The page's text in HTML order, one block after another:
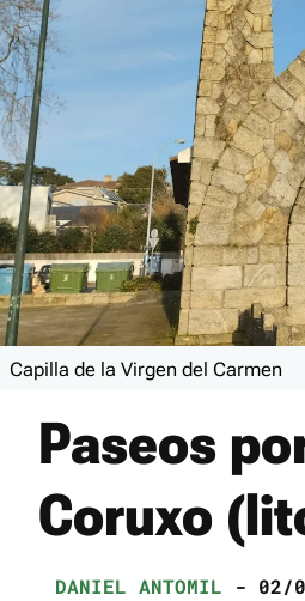
Capilla de la Virgen del Carmen
Paseos
Coruxo
DANIEL ANTOMIL - 02/